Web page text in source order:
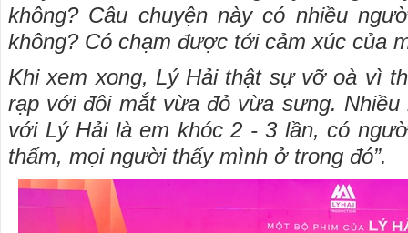
không? Câu chuyện này có nhiều
không? Có chạm được tới cảm xúc của
Khi xem xong, Lý Hải thật sự vỡ oà vì
rạp với đôi mắt vừa đỏ vừa sưng. Nhiều
với Lý Hải là em khóc 2 - 3 lần, có
thấm, mọi người thấy mình ở trong đó”.